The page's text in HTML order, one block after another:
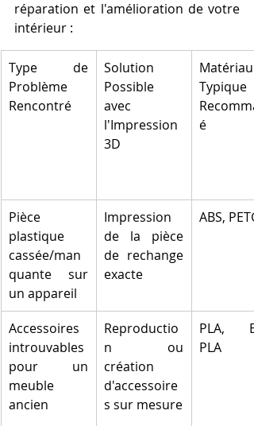
réparation et l'amélioration de votre
intérieur :
Type de
Problème
Rencontré
Solution
Possible
avec
l'Impression
3D
Matériau
Typique
é
Pièce
plastique
cassée/man
quante sur
un appareil
Impression
de la pièce
de rechange
exacte
ABS, PETG
Accessoires
introuvables
pour un
meuble
ancien
Reproductio
n ou
création
d'accessoire
s sur mesure
PLA,
PLA